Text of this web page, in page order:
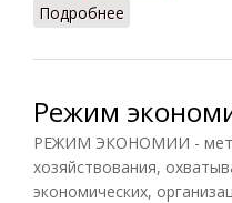
Подробнее
Режим
РЕЖИМ ЭКОНОМИИ -
хозяйствования,
экономических,